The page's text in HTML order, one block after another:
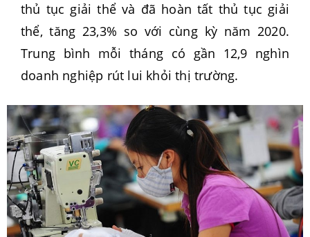
thủ tục giải thể và đã hoàn tất thủ tục giải
thể, tăng 23,3% so với cùng kỳ năm 2020.
Trung bình mỗi tháng có gần 12,9 nghìn
doanh nghiệp rút lui khỏi thị trường.